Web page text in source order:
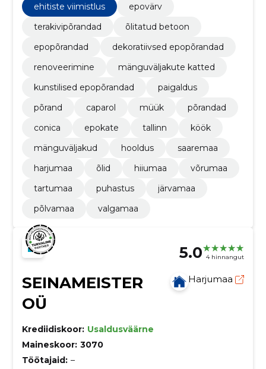
ehitiste viimistlus
epovärv
terakivipõrandad
õlitatud betoon
epopõrandad
dekoratiivsed epopõrandad
renoveerimine
mänguväljakute katted
kunstilised epopõrandad
paigaldus
põrand
caparol müük
põrandad
conica
epokate tallinn
köök
mänguväljakud
hooldus
saaremaa
harjumaa
õlid hiiumaa
võrumaa
tartumaa
puhastus
järvamaa
põlvamaa
valgamaa
5.0 4 hinnangut
SEINAMEISTER
OÜ
Harjumaa
Krediidiskoor: Usaldusväärne
Maineskoor: 3070
Töötajaid: –